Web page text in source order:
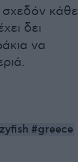
σχεδόν κάθε
δει
να
#greece